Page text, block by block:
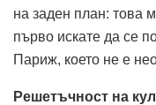
на заден план: това
първо искате да се
Париж, което не е
Решетъчност на